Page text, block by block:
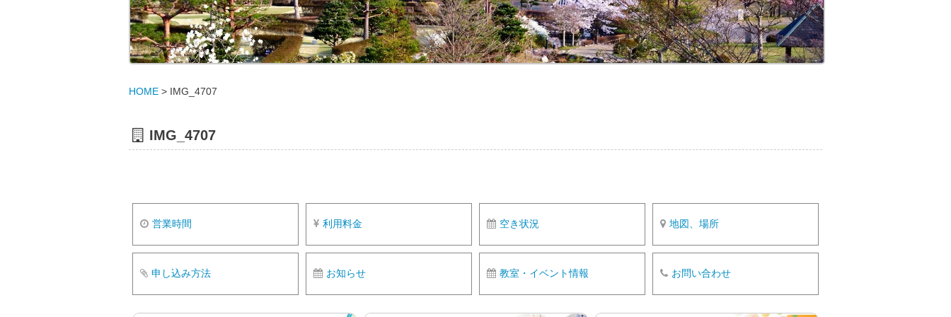
HOME > IMG_4707
IMG_4707
営業時間 利用料金 空き状況 地図、場所
申し込み方法 お知らせ 教室・イベント情報 お問い合わせ